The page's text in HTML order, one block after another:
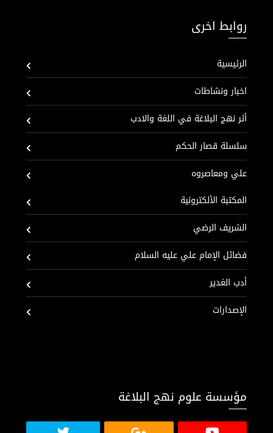
روابط اخرى
الرئيسية
اخبار ونشاطات
أثر نهج البلاغة في اللغة والادب
سلسلة قصار الحكم
علي ومعاصروه
المكتبة الألكترونية
الشريف الرضي
فضائل الإمام علي عليه السلام
أدب الغدير
الإصدارات
مؤسسة علوم نهج البلاغة